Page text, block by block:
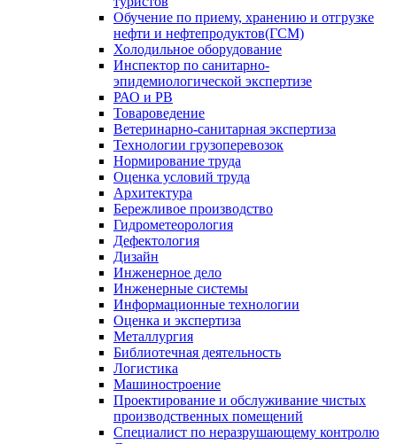
Обучение по приему, хранению и отгрузке
нефти и нефтепродуктов(ГСМ)
Холодильное оборудование
Инспектор по санитарно-
эпидемиологической экспертизе
РАО и РВ
Товароведение
Ветеринарно-санитарная экспертиза
Технологии грузоперевозок
Нормирование труда
Оценка условий труда
Архитектура
Бережливое производство
Гидрометеорология
Дефектология
Дизайн
Инженерное дело
Инженерные системы
Информационные технологии
Оценка и экспертиза
Металлургия
Библиотечная деятельность
Логистика
Машиностроение
Проектирование и обслуживание чистых
производственных помещений
Специалист по неразрушающему контролю